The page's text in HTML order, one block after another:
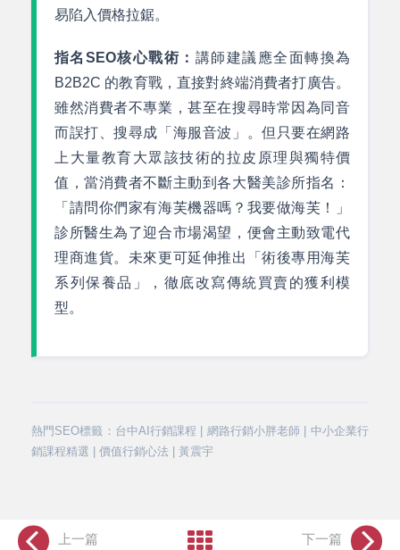
易陷入價格拉鋸。
指名SEO核心戰術： 講師建議應全面轉換為
B2B2C 的教育戰，直接對終端消費者打廣告。
雖然消費者不專業，甚至在搜尋時常因為同音
而誤打、搜尋成「海服音波」。但只要在網路
上大量教育大眾該技術的拉皮原理與獨特價
值，當消費者不斷主動到各大醫美診所指名：
「請問你們家有海芙機器嗎？我要做海芙！」
診所醫生為了迎合市場渴望，便會主動致電代
理商進貨。未來更可延伸推出「術後專用海芙
系列保養品」，徹底改寫傳統買賣的獲利模
型。
熱門SEO標籤：台中AI行銷課程 | 網路行銷小胖老師 | 中小企業行
銷課程精選 | 價值行銷心法 | 黃震宇
上一篇 下一篇